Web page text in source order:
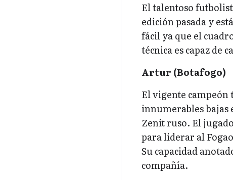
El talentoso
edición pasada y
fácil ya que el
técnica es capaz de
Artur (Botafogo)
El vigente
innumerables bajas
Zenit ruso. El
para liderar al
Su capacidad
compañía.